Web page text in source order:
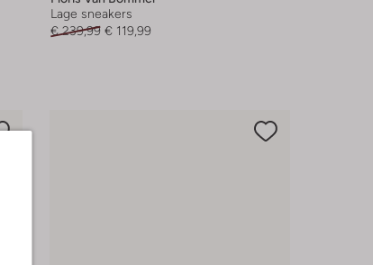
Lage sneakers
€ 239,99 € 119,99